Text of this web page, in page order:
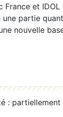
France et
partie
nouvelle
: